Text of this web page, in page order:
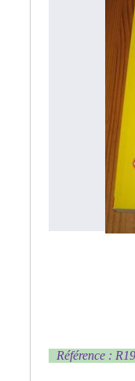
Référence :